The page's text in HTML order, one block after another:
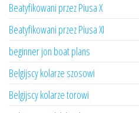
Beatyfikowani przez Piusa X
Beatyfikowani przez Piusa XI
beginner jon boat plans
Belgijscy kolarze szosowi
Belgijscy kolarze torowi